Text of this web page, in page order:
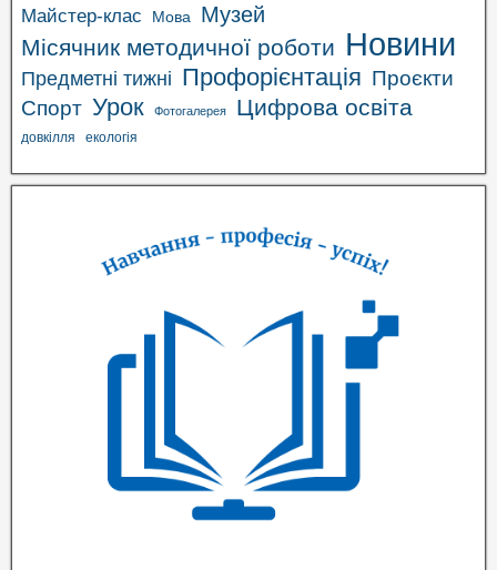
Майстер-клас Мова Музей
Місячник методичної роботи Новини
Предметні тижні Профорієнтація Проєкти
Спорт Урок Фотогалерея Цифрова освіта
довкілля екологія